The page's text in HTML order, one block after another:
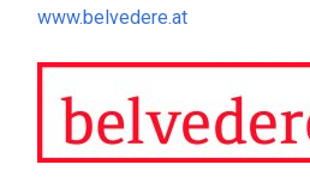
www.belvedere.at